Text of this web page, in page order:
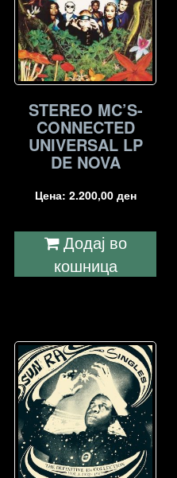
STEREO MC’S-
CONNECTED
UNIVERSAL LP
DE NOVA
Цена: 2.200,00 ден
Додај во
кошница